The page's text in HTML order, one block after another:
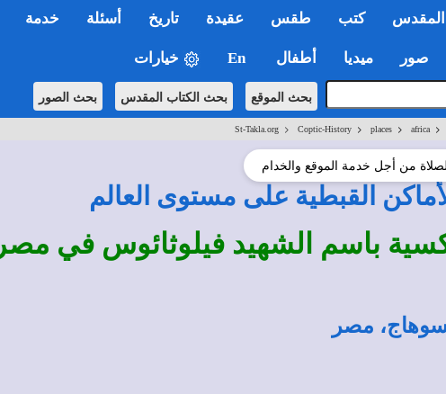
المقدس كتب طقس عقيدة تاريخ أسئلة خدمة
صور ميديا أطفال En خيارات
بحث الموقع بحث الكتاب المقدس بحث الصور
St-Takla.org > Coptic-History > places > africa >
من أجل خدمة الموقع والخدام
القبطية على مستوى العالم
باسم الشهيد فيلوثائوس في مصر
مصر